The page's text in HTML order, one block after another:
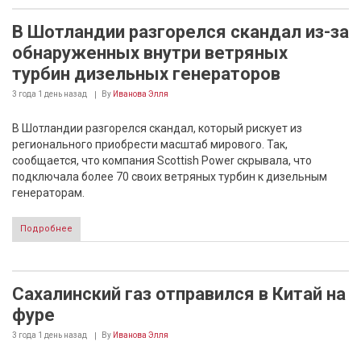
В Шотландии разгорелся скандал из-за
обнаруженных внутри ветряных
турбин дизельных генераторов
3 года 1 день назад By Иванова Элля
В Шотландии разгорелся скандал, который рискует из
регионального приобрести масштаб мирового. Так,
сообщается, что компания Scottish Power скрывала, что
подключала более 70 своих ветряных турбин к дизельным
генераторам.
Подробнее
Сахалинский газ отправился в Китай на
фуре
3 года 1 день назад By Иванова Элля